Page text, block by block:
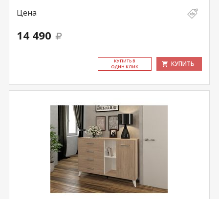
Цена
14 490
КУ­ПИТЬ В
ОДИН КЛИК
КУПИТЬ